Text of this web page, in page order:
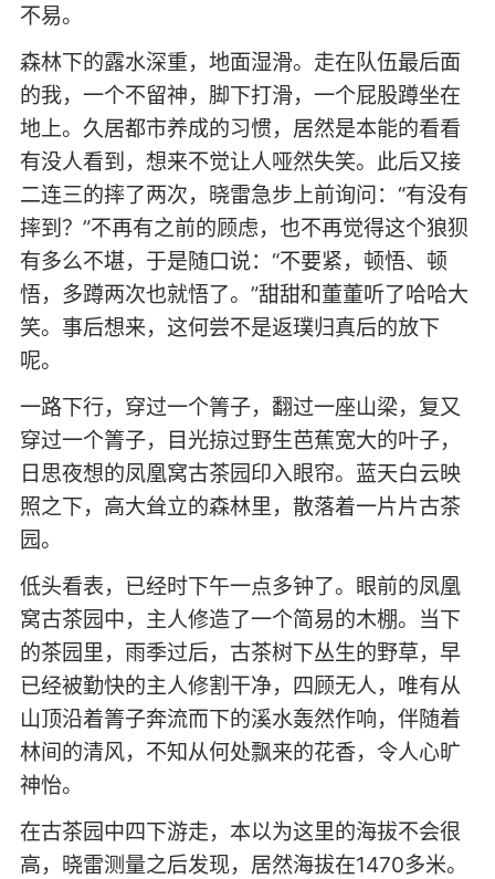
不易。
森林下的露水深重，地面湿滑。走在队伍最后面
的我，一个不留神，脚下打滑，一个屁股蹲坐在
地上。久居都市养成的习惯，居然是本能的看看
有没人看到，想来不觉让人哑然失笑。此后又接
二连三的摔了两次，晓雷急步上前询问：“有没有
摔到？”不再有之前的顾虑，也不再觉得这个狼狈
有多么不堪，于是随口说：“不要紧，顿悟、顿
悟，多蹲两次也就悟了。”甜甜和董董听了哈哈大
笑。事后想来，这何尝不是返璞归真后的放下
呢。
一路下行，穿过一个箐子，翻过一座山梁，复又
穿过一个箐子，目光掠过野生芭蕉宽大的叶子，
日思夜想的凤凰窝古茶园印入眼帘。蓝天白云映
照之下，高大耸立的森林里，散落着一片片古茶
园。
低头看表，已经时下午一点多钟了。眼前的凤凰
窝古茶园中，主人修造了一个简易的木棚。当下
的茶园里，雨季过后，古茶树下丛生的野草，早
已经被勤快的主人修割干净，四顾无人，唯有从
山顶沿着箐子奔流而下的溪水轰然作响，伴随着
林间的清风，不知从何处飘来的花香，令人心旷
神怡。
在古茶园中四下游走，本以为这里的海拔不会很
高，晓雷测量之后发现，居然海拔在1470多米。